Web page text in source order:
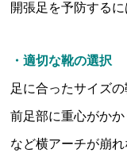
開張足を予防する
・適切な靴の選択
足に合ったサイズの
前足部に重心がかか
など横アーチが崩れ